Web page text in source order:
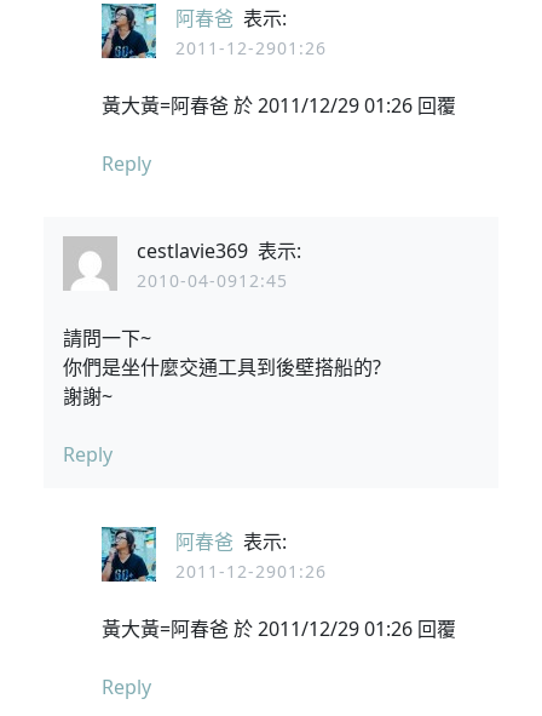
阿春爸 表示:
2011-12-2901:26
黃大黃=阿春爸 於 2011/12/29 01:26 回覆
Reply
cestlavie369 表示:
2010-04-0912:45
請問一下~
你們是坐什麼交通工具到後壁搭船的?
謝謝~
Reply
阿春爸 表示:
2011-12-2901:26
黃大黃=阿春爸 於 2011/12/29 01:26 回覆
Reply